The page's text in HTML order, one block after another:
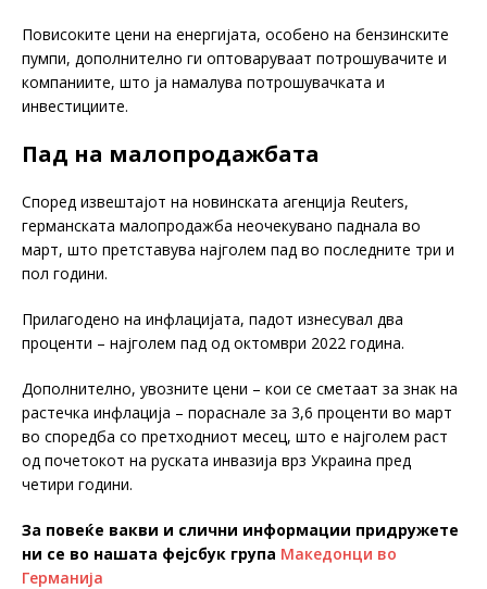
Повисоките цени на енергијата, особено на бензинските
пумпи, дополнително ги оптоваруваат потрошувачите и
компаниите, што ја намалува потрошувачката и
инвестициите.
Пад на малопродажбата
Според извештајот на новинската агенција Reuters,
германската малопродажба неочекувано паднала во
март, што претставува најголем пад во последните три и
пол години.
Прилагодено на инфлацијата, падот изнесувал два
проценти – најголем пад од октомври 2022 година.
Дополнително, увозните цени – кои се сметаат за знак на
растечка инфлација – пораснале за 3,6 проценти во март
во споредба со претходниот месец, што е најголем раст
од почетокот на руската инвазија врз Украина пред
четири години.
За повеќе вакви и слични информации придружете
ни се во нашата фејсбук група Македонци во
Германија